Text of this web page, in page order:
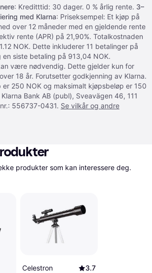
: Kreditttid: 30 dager. 0 % årlig rente. 3–
med Klarna: Priseksempel: Et kjøp på
over 12 måneder med en gjeldende rente
rente (APR) på 21,90%. Totalkostnaden
NOK. Dette inkluderer 11 betalinger på
en siste betaling på 913,04 NOK.
være nødvendig. Dette gjelder kun for
18 år. Forutsetter godkjenning av Klarna.
er 250 NOK og maksimalt kjøpsbeløp er 150
Bank AB (publ), Sveavägen 46, 111
556737-0431. Se vilkår og andre
Celestron
3.7